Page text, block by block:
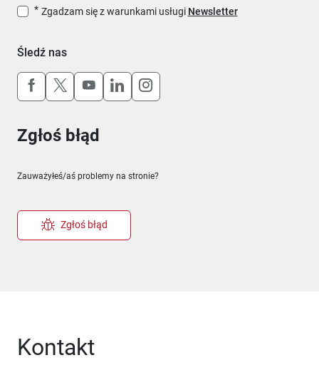
Zgadzam się z warunkami usługi Newsletter
Śledź nas
Uwaga, link otworzy się w nowym oknie
Uwaga, link otworzy się w nowym oknie
Uwaga, link otworzy się w nowym
Uwaga, link otworzy się w
Uwaga, link otworzy się w
Zgłoś błąd
Zauważyłeś/aś problemy na stronie?
Zgłoś błąd
Kontakt